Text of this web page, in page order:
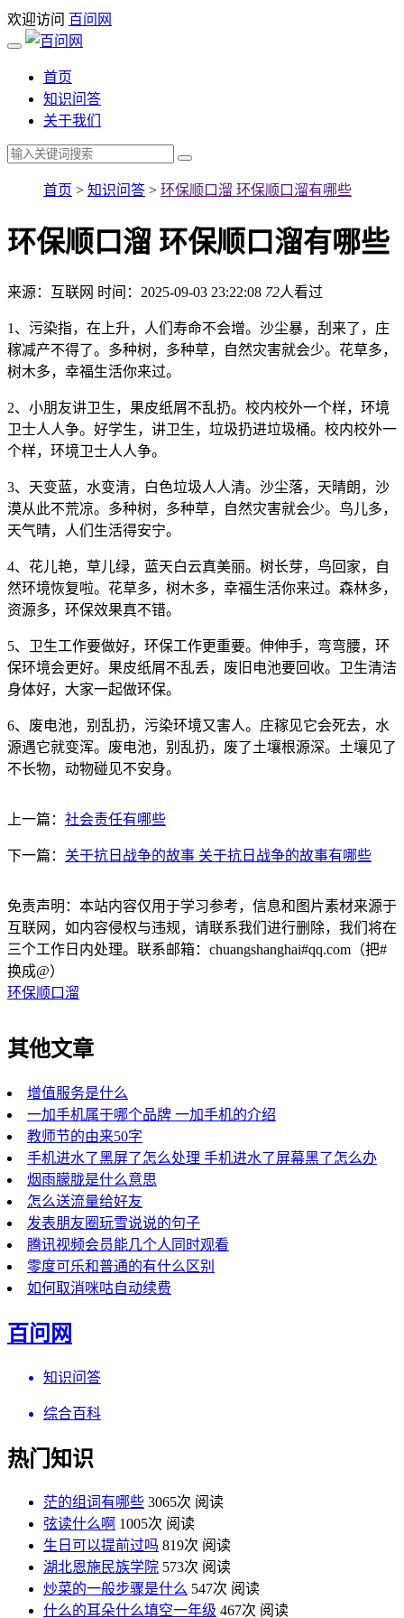
欢迎访问 百问网
首页
知识问答
关于我们
首页 > 知识问答 > 环保顺口溜 环保顺口溜有哪些
环保顺口溜 环保顺口溜有哪些
来源：互联网 时间：2025-09-03 23:22:08 72人看过
1、污染指，在上升，人们寿命不会增。沙尘暴，刮来了，庄
稼减产不得了。多种树，多种草，自然灾害就会少。花草多，
树木多，幸福生活你来过。
2、小朋友讲卫生，果皮纸屑不乱扔。校内校外一个样，环境
卫士人人争。好学生，讲卫生，垃圾扔进垃圾桶。校内校外一
个样，环境卫士人人争。
3、天变蓝，水变清，白色垃圾人人清。沙尘落，天晴朗，沙
漠从此不荒凉。多种树，多种草，自然灾害就会少。鸟儿多，
天气晴，人们生活得安宁。
4、花儿艳，草儿绿，蓝天白云真美丽。树长芽，鸟回家，自
然环境恢复啦。花草多，树木多，幸福生活你来过。森林多，
资源多，环保效果真不错。
5、卫生工作要做好，环保工作更重要。伸伸手，弯弯腰，环
保环境会更好。果皮纸屑不乱丢，废旧电池要回收。卫生清洁
身体好，大家一起做环保。
6、废电池，别乱扔，污染环境又害人。庄稼见它会死去，水
源遇它就变浑。废电池，别乱扔，废了土壤根源深。土壤见了
不长物，动物碰见不安身。
上一篇： 社会责任有哪些
下一篇： 关于抗日战争的故事 关于抗日战争的故事有哪些
免责声明：本站内容仅用于学习参考，信息和图片素材来源于
互联网，如内容侵权与违规，请联系我们进行删除，我们将在
三个工作日内处理。联系邮箱：chuangshanghai#qq.com（把#
换成@）
环保顺口溜
其他文章
增值服务是什么
一加手机属于哪个品牌 一加手机的介绍
教师节的由来50字
手机进水了黑屏了怎么处理 手机进水了屏幕黑了怎么办
烟雨朦胧是什么意思
怎么送流量给好友
发表朋友圈玩雪说说的句子
腾讯视频会员能几个人同时观看
零度可乐和普通的有什么区别
如何取消咪咕自动续费
百问网
知识问答
综合百科
热门知识
茫的组词有哪些 3065次 阅读
弦读什么啊 1005次 阅读
生日可以提前过吗 819次 阅读
湖北恩施民族学院 573次 阅读
炒菜的一般步骤是什么 547次 阅读
什么的耳朵什么填空一年级 467次 阅读